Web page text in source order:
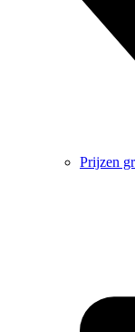
Prijzen